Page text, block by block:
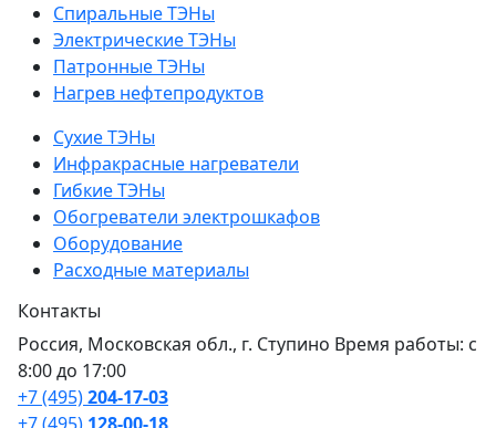
Спиральные ТЭНы
Электрические ТЭНы
Патронные ТЭНы
Нагрев нефтепродуктов
Сухие ТЭНы
Инфракрасные нагреватели
Гибкие ТЭНы
Обогреватели электрошкафов
Оборудование
Расходные материалы
Контакты
Россия, Московская обл., г. Ступино Время работы: с
8:00 до 17:00
+7 (495)204-17-03